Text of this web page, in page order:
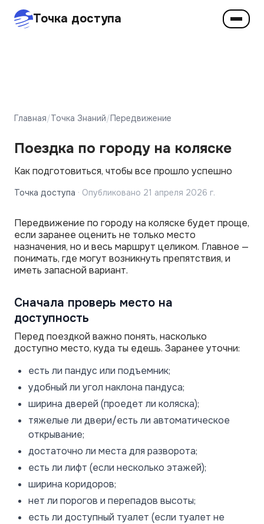
Точка доступа
Главная/Точка Знаний/Передвижение
Поездка по городу на коляске
Как подготовиться, чтобы все прошло успешно
Точка доступа · Опубликовано 21 апреля 2026 г.
Передвижение по городу на коляске будет проще,
если заранее оценить не только место
назначения, но и весь маршрут целиком. Главное —
понимать, где могут возникнуть препятствия, и
иметь запасной вариант.
Сначала проверь место на
доступность
Перед поездкой важно понять, насколько
доступно место, куда ты едешь. Заранее уточни:
есть ли пандус или подъемник;
удобный ли угол наклона пандуса;
ширина дверей (проедет ли коляска);
тяжелые ли двери/есть ли автоматическое
открывание;
достаточно ли места для разворота;
есть ли лифт (если несколько этажей);
ширина коридоров;
нет ли порогов и перепадов высоты;
есть ли доступный туалет (если туалет не